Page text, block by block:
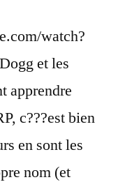
watch?
et les
apprendre
c???est bien
en sont les
nom (et